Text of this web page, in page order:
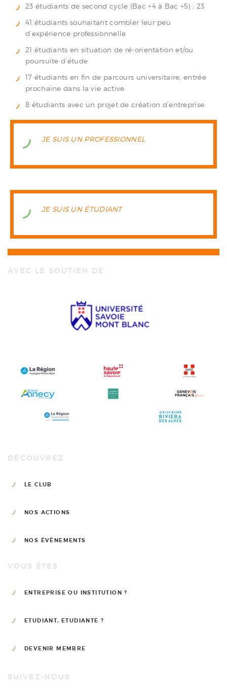
23 étudiants de second cycle (Bac +4 à Bac +5) : 23
41 étudiants souhaitant combler leur peu
d’expérience professionnelle
21 étudiants en situation de ré-orientation et/ou
poursuite d’étude
17 étudiants en fin de parcours universitaire, entrée
prochaine dans la vie active
8 étudiants avec un projet de création d’entreprise
JE SUIS UN PROFESSIONNEL
JE SUIS UN ÉTUDIANT
AVEC LE SOUTIEN DE
SUIVEZ-NOUS
DÉCOUVREZ
LE CLUB
NOS ACTIONS
NOS ÉVÈNEMENTS
VOUS ÊTES
ENTREPRISE OU INSTITUTION ?
ETUDIANT, ETUDIANTE ?
DEVENIR MEMBRE